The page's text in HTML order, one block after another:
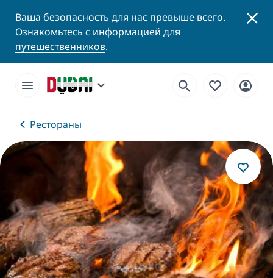
Ваша безопасность для нас превыше всего.
Ознакомьтесь с информацией для
путешественников.
Рестораны